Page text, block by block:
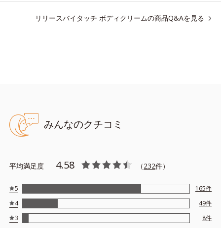
リリースバイタッチ ボディクリームの商品Q&Aを見る
みんなのクチコミ
平均満足度 4.58 （232件）
5 165件
4
49件
3
8件